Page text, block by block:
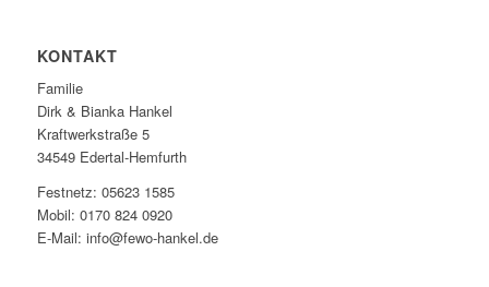
KONTAKT
Familie
Dirk & Bianka Hankel
Kraftwerkstraße 5
34549 Edertal-Hemfurth
Festnetz: 05623 1585
Mobil: 0170 824 0920
E-Mail: info@fewo-hankel.de